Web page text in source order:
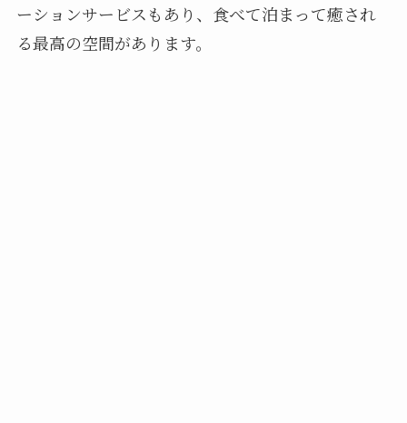
ーションサービスもあり、食べて泊まって癒され
る最高の空間があります。